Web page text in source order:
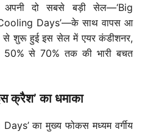
अपनी दो सबसे बड़ी सेल—‘Big
Days’—के साथ वापस आ
शुरू हुई इस सेल में एयर कंडीशनर,
50% से 70% तक की भारी बचत
क्रैश’ का धमाका
का मुख्य फोकस मध्यम वर्गीय